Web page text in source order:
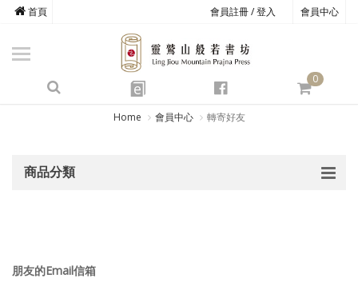
會員註冊 / 登入 會員中心
首頁
e
0
商品總覽
心道書庫
靈鷲叢書
心靈影音
Home 會員中心 轉寄好友
商品分類
朋友的Email信箱